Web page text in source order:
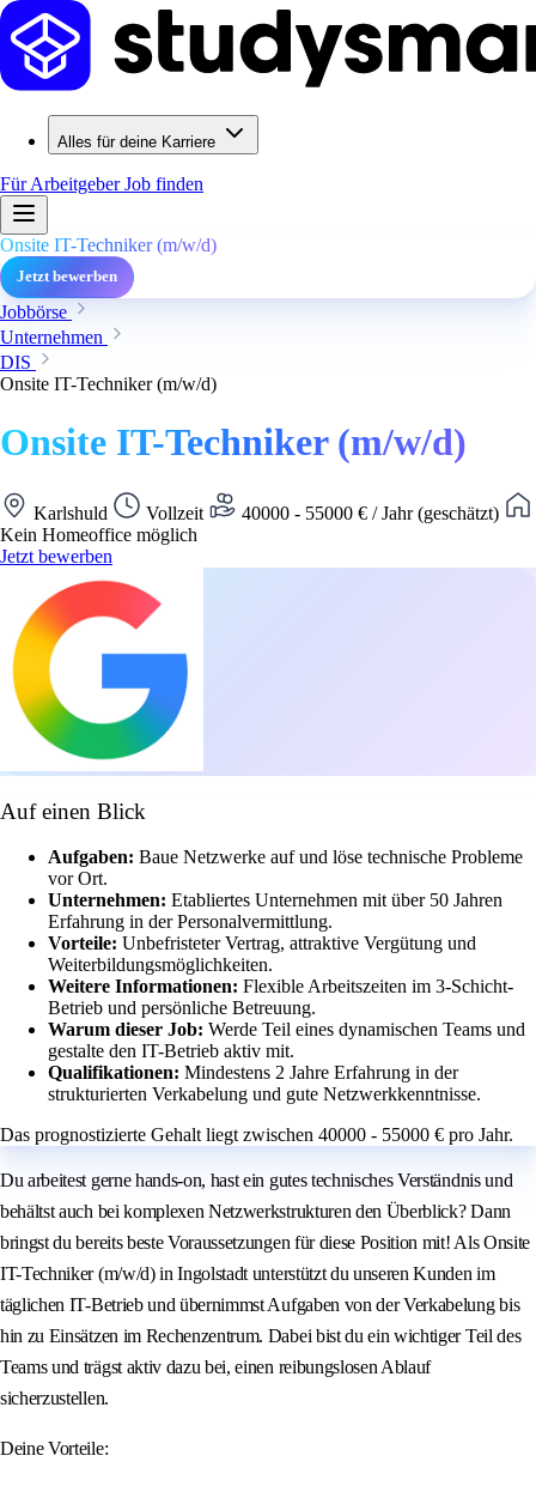
Alles für deine Karriere
Für ArbeitgeberJob finden
Onsite IT-Techniker (m/w/d)
Jetzt bewerben
Jobbörse
Unternehmen
DIS
Onsite IT-Techniker (m/w/d)
Onsite IT-Techniker (m/w/d)
Karlshuld Vollzeit
40000 - 55000 € / Jahr (geschätzt)
Kein Homeoffice möglich
Jetzt bewerben
Auf einen Blick
Aufgaben: Baue Netzwerke auf und löse technische Probleme
vor Ort.
Unternehmen: Etabliertes Unternehmen mit über 50 Jahren
Erfahrung in der Personalvermittlung.
Vorteile: Unbefristeter Vertrag, attraktive Vergütung und
Weiterbildungsmöglichkeiten.
Weitere Informationen: Flexible Arbeitszeiten im 3-Schicht-
Betrieb und persönliche Betreuung.
Warum dieser Job: Werde Teil eines dynamischen Teams und
gestalte den IT-Betrieb aktiv mit.
Qualifikationen: Mindestens 2 Jahre Erfahrung in der
strukturierten Verkabelung und gute Netzwerkkenntnisse.
Das prognostizierte Gehalt liegt zwischen 40000 - 55000 € pro Jahr.
Du arbeitest gerne hands-on, hast ein gutes technisches Verständnis und
behältst auch bei komplexen Netzwerkstrukturen den Überblick? Dann
bringst du bereits beste Voraussetzungen für diese Position mit! Als Onsite
IT-Techniker (m/w/d) in Ingolstadt unterstützt du unseren Kunden im
täglichen IT-Betrieb und übernimmst Aufgaben von der Verkabelung bis
hin zu Einsätzen im Rechenzentrum. Dabei bist du ein wichtiger Teil des
Teams und trägst aktiv dazu bei, einen reibungslosen Ablauf
sicherzustellen.
Deine Vorteile: